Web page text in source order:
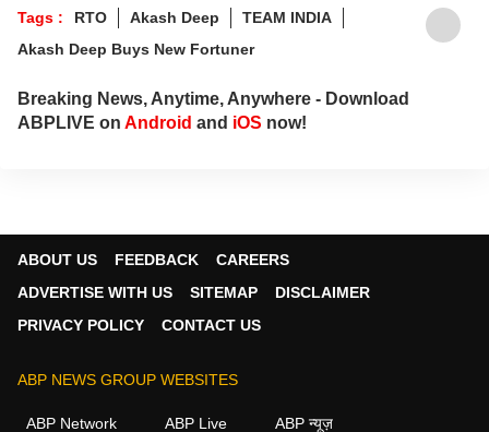
Tags : RTO Akash Deep
TEAM INDIA
Akash Deep Buys New Fortuner
Breaking News, Anytime, Anywhere - Download
ABPLIVE on Android and iOS now!
ABOUT US FEEDBACK
CAREERS
ADVERTISE WITH US
SITEMAP
DISCLAIMER
PRIVACY POLICY
CONTACT US
ABP NEWS GROUP WEBSITES
ABP Network ABP Live
ABP न्यूज़